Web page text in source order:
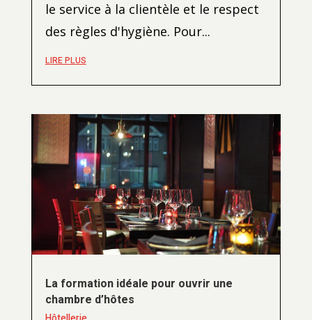
le service à la clientèle et le respect
des règles d'hygiène. Pour...
LIRE PLUS
La formation idéale pour ouvrir une
chambre d’hôtes